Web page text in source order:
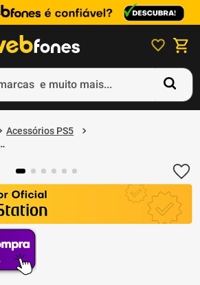
e muito mais...
Acessórios PS5